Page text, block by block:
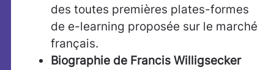
des toutes premières plates-formes
de e-learning proposée sur le marché
français.
Biographie de Francis Willigsecker